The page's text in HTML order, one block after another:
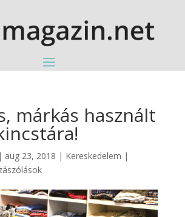
márkás használt
| aug 23, 2018 | Kereskedelem |